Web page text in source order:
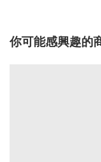
你可能感興趣的